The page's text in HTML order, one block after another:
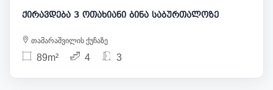
ქირავდება 3 ოთახიანი ბინა საბურთალოზე
თამარაშვილის ქუჩაზე
89m² 4 3